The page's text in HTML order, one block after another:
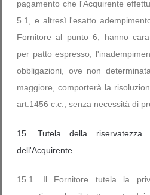
pagamento che l'Acquirente
5.1, e altresì l'esatto
Fornitore al punto 6, hanno
per patto espresso,
obbligazioni, ove non
maggiore, comporterà la
art.1456 c.c., senza necessità di
15. Tutela della
dell'Acquirente
15.1. Il Fornitore tutela la